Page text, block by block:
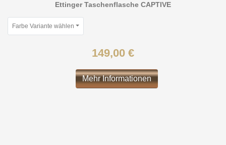
Ettinger Taschenflasche CAPTIVE
Farbe Variante wählen
149,00 €
Mehr Informationen